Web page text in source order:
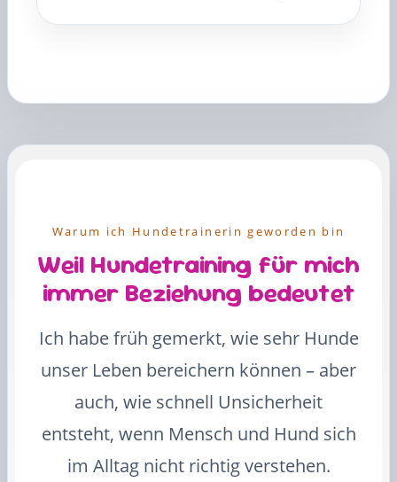
Warum ich Hundetrainerin geworden bin
Weil Hundetraining für mich
immer Beziehung bedeutet
Ich habe früh gemerkt, wie sehr Hunde
unser Leben bereichern können – aber
auch, wie schnell Unsicherheit
entsteht, wenn Mensch und Hund sich
im Alltag nicht richtig verstehen.